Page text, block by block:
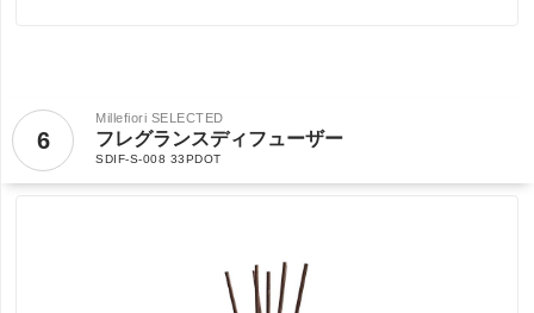
6
Millefiori SELECTED
フレグランスディフューザー
SDIF-S-008 33PDOT